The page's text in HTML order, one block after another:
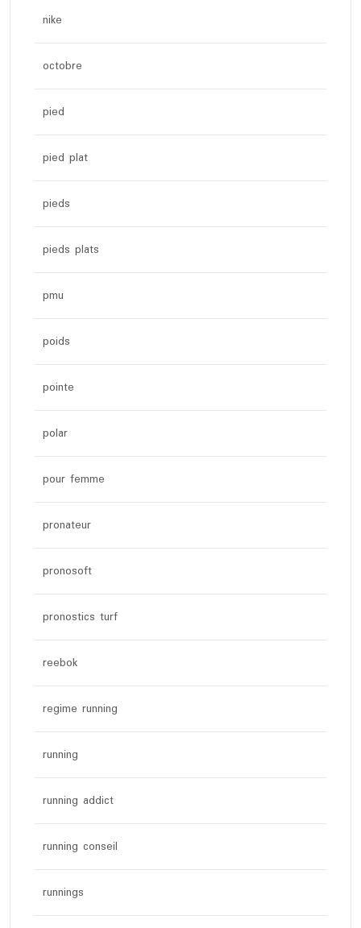
nike
octobre
pied
pied plat
pieds
pieds plats
pmu
poids
pointe
polar
pour femme
pronateur
pronosoft
pronostics turf
reebok
regime running
running
running addict
running conseil
runnings